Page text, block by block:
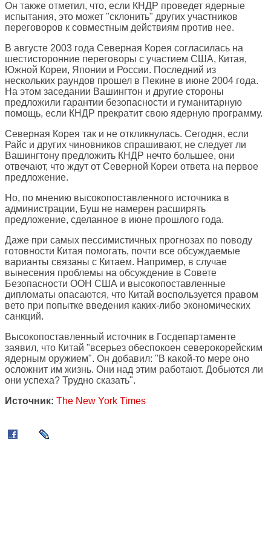
Он также отметил, что, если КНДР проведет ядерные
испытания, это может "склонить" других участников
переговоров к совместным действиям против нее.
В августе 2003 года Северная Корея согласилась на
шестисторонние переговоры с участием США, Китая,
Южной Кореи, Японии и России. Последний из
нескольких раундов прошел в Пекине в июне 2004 года.
На этом заседании Вашингтон и другие стороны
предложили гарантии безопасности и гуманитарную
помощь, если КНДР прекратит свою ядерную программу.
Северная Корея так и не откликнулась. Сегодня, если
Райс и других чиновников спрашивают, не следует ли
Вашингтону предложить КНДР нечто большее, они
отвечают, что ждут от Северной Кореи ответа на первое
предложение.
Но, по мнению высокопоставленного источника в
администрации, Буш не намерен расширять
предложение, сделанное в июне прошлого года.
Даже при самых пессимистичных прогнозах по поводу
готовности Китая помогать, почти все обсуждаемые
варианты связаны с Китаем. Например, в случае
вынесения проблемы на обсуждение в Совете
Безопасности ООН США и высокопоставленные
дипломаты опасаются, что Китай воспользуется правом
вето при попытке введения каких-либо экономических
санкций.
Высокопоставленный источник в Госдепартаменте
заявил, что Китай "всерьез обеспокоен северокорейским
ядерным оружием". Он добавил: "В какой-то мере оно
осложнит им жизнь. Они над этим работают. Добьются ли
они успеха? Трудно сказать".
Источник: The New York Times